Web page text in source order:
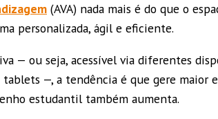
(AVA) nada mais é do que o
personalizada, ágil e eficiente.
— ou seja, acessível via diferentes
—, a tendência é que gere maior
estudantil também aumenta.